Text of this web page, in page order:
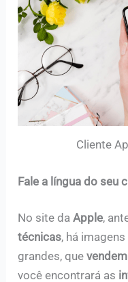
Cliente
Fale a língua do seu
No site daApple,
técnicas, há
grandes, quevendem
você encontrará as